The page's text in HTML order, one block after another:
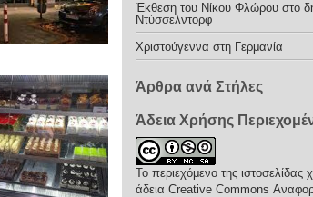
Έκθεση του Νίκου Φλώρου στο
Ντύσσελντορφ
Χριστούγεννα στη Γερμανία
Άρθρα ανά Στήλες
Άδεια Χρήσης
Το περιεχόμενο της ιστοσελίδας
άδεια Creative Commons